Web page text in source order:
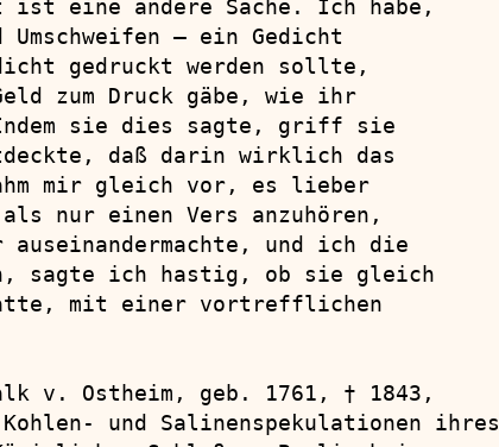
eine andere Sache. Ich habe,
— ein Gedicht
gedruckt werden sollte,
zum Druck gäbe, wie ihr
sie dies sagte, griff sie
daß darin wirklich das
mir gleich vor, es lieber
nur einen Vers anzuhören,
und ich die
sagte ich hastig, ob sie gleich
mit einer vortrefflichen
v. Ostheim, geb. 1761, † 1843,
und Salinenspekulationen ihres